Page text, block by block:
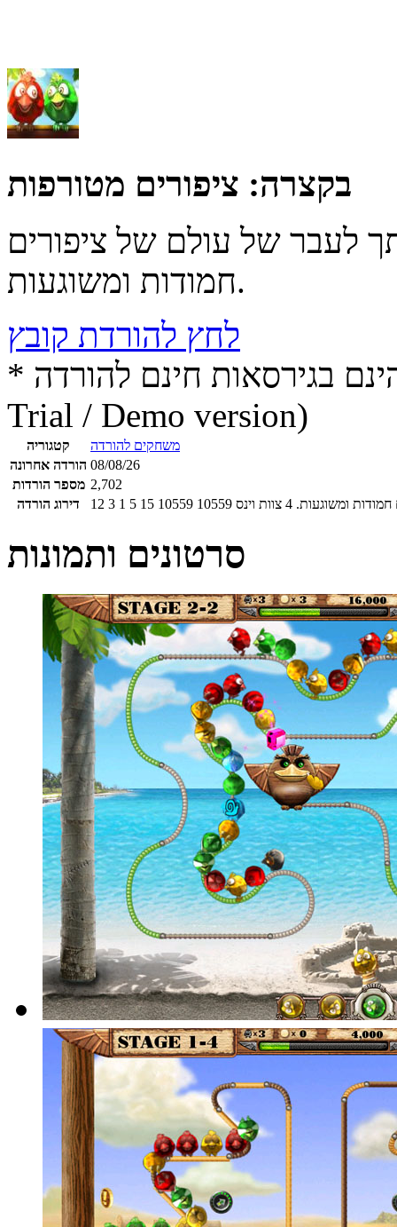
בקצרה: ציפורים מטורפות
לעבר של עולם של ציפורים
חמודות ומשוגעות.
לחץ להורדת קובץ
* התכנים הינם בגירסאות חינם להורדה (Free game / software,
Trial / Demo version)
קטגוריה
משחקים להורדה
הורדה אחרונה 08/08/26
מספר הורדות 2,702
דירוג הורדה
12 3 ומשוגעות. 4 צוות וינס 10559
10559
15
5
1
סרטונים ותמונות